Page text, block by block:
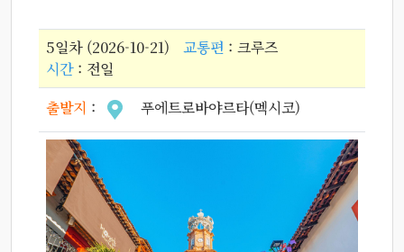
5일차 (2026-10-21) 교통편 : 크루즈
시간: 전일
출발지 : 푸에트로바야르타(멕시코)